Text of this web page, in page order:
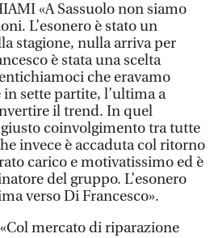
«A Sassuolo non siamo
L’esonero è stato un
stagione, nulla arriva per
è stata una scelta
che eravamo
sette partite, l’ultima a
il trend. In quel
coinvolgimento tra tutte
invece è accaduta col ritorno
carico e motivatissimo ed è
del gruppo. L’esonero
verso Di Francesco».
mercato di riparazione